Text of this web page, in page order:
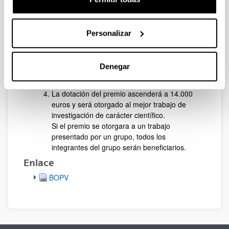
Personalizar
Denegar
investigación, deberán presentarse mediante
tramitación electrónica:
www.ivap.euskadi.net/premio_leizaola_2014/r
61-2347/es
El plazo de presentación de solicitudes
finalizará el 30 de mayo de 2014, estando
éste último día incluido en el plazo.
La dotación del premio ascenderá a 14.000
euros y será otorgado al mejor trabajo de
investigación de carácter científico.
Si el premio se otorgara a un trabajo
presentado por un grupo, todos los
integrantes del grupo serán beneficiarios.
Enlace
BOPV